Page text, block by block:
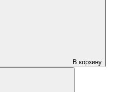
В корзину